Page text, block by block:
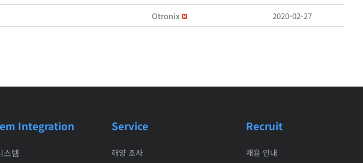
Otronix 2020-02-27
Integration
스템
Service
해양 조사
Recruit
채용 안내